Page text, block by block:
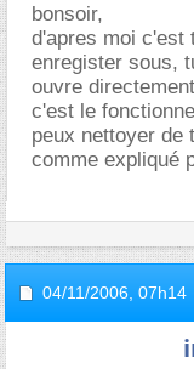
bonsoir,
d'apres moi c'est
enregister sous,
ouvre
c'est le
peux nettoyer de
comme expliqué
04/11/2006, 07h14